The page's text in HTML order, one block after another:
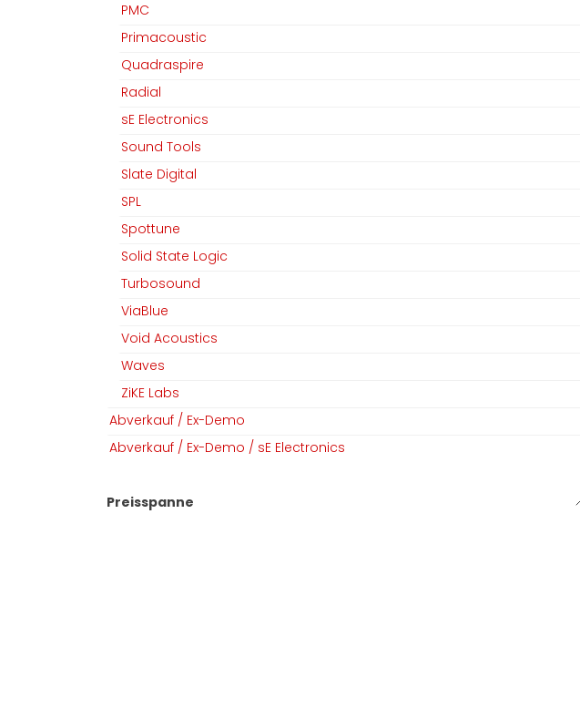
PMC
Primacoustic
Quadraspire
Radial
sE Electronics
Sound Tools
Slate Digital
SPL
Spottune
Solid State Logic
Turbosound
ViaBlue
Void Acoustics
Waves
ZiKE Labs
Abverkauf / Ex-Demo
Abverkauf / Ex-Demo / sE Electronics
Preisspanne
MGM Audio AG
Home
Team
Datenschutz
AGB​​
Impressum